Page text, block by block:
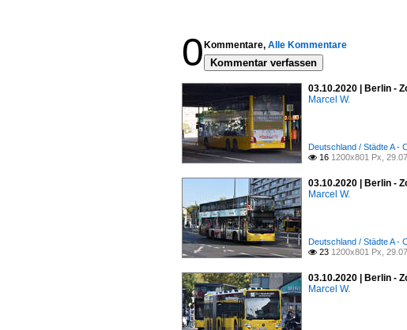
0 Kommentare, Alle Kommentare
Kommentar verfassen
03.10.2020 | Berlin -
Marcel W.
Deutschland / Städte A -
 16 1200x801 Px,
03.10.2020 | Berlin -
Marcel W.
Deutschland / Städte A -
 23 1200x801 Px,
03.10.2020 | Berlin -
Marcel W.